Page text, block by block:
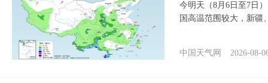
今明天（8月6日至7日
国高温范围较大，新疆
中国天气网 2026-08-